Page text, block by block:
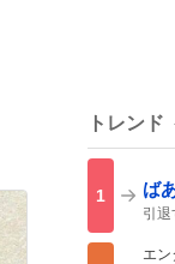
トレンド
1 ば
引退
エン